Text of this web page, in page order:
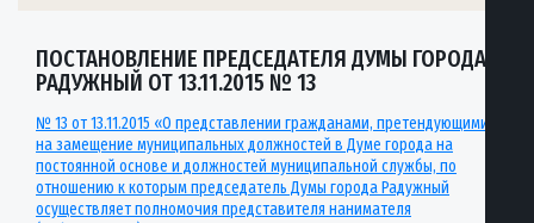
ПОСТАНОВЛЕНИЕ ПРЕДСЕДАТЕЛЯ ДУМЫ ГОРОДА
РАДУЖНЫЙ ОТ 13.11.2015 № 13
№ 13 от 13.11.2015 «О представлении гражданами, претендующими
на замещение муниципальных должностей в Думе города на
постоянной основе и должностей муниципальной службы, по
отношению к которым председатель Думы города Радужный
осуществляет полномочия представителя нанимателя